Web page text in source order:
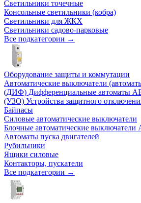
Светильники точечные
Консольные светильники (кобра)
Светильники для ЖКХ
Светильники садово-парковые
Все подкатегории →
Оборудование защиты и коммутации
Автоматические выключатели
(ДИФ) Дифференциальные автоматы
(УЗО) Устройства защитного
Байпасы
Силовые автоматические выключатели
Блочные автоматические выключатели
Автоматы пуска двигателей
Рубильники
Ящики силовые
Контакторы, пускатели
Все подкатегории →